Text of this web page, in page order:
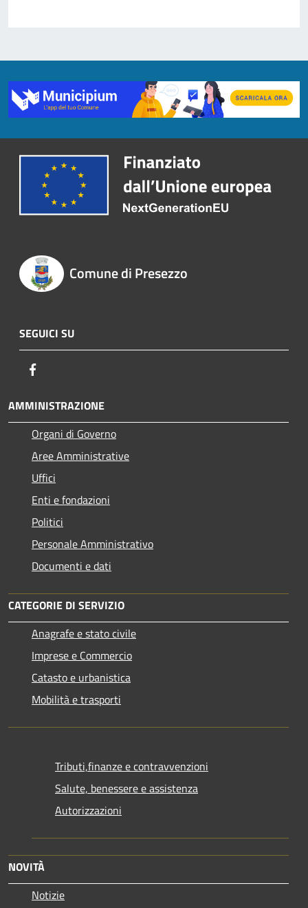
Comune di Presezzo
SEGUICI SU
AMMINISTRAZIONE
Organi di Governo
Aree Amministrative
Uffici
Enti e fondazioni
Politici
Personale Amministrativo
Documenti e dati
CATEGORIE DI SERVIZIO
Anagrafe e stato civile
Imprese e Commercio
Catasto e urbanistica
Mobilità e trasporti
Tributi,finanze e contravvenzioni
Salute, benessere e assistenza
Autorizzazioni
NOVITÀ
Notizie